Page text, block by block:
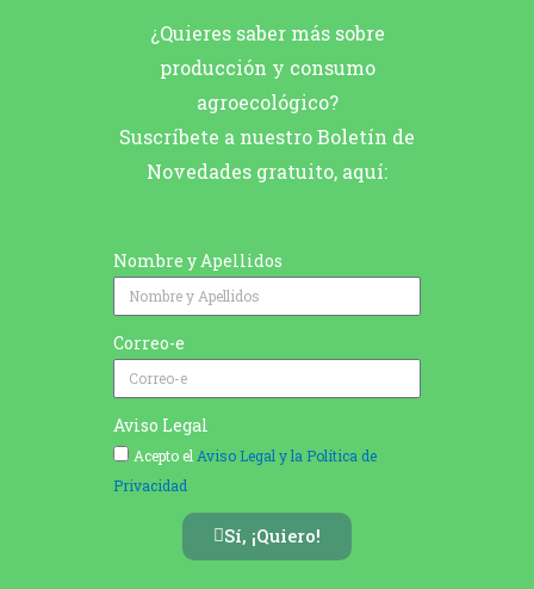
¿Quieres saber más sobre
producción y consumo
agroecológico?
Suscríbete a nuestro Boletín de
Novedades gratuito, aquí:
Nombre y Apellidos
Correo-e
Aviso Legal
Acepto el Aviso Legal y la Política de
Privacidad
Sí, ¡Quiero!